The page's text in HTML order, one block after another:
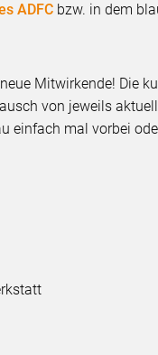
ADFC bzw. in dem
Mitwirkende! Die
von jeweils
einfach mal vorbei